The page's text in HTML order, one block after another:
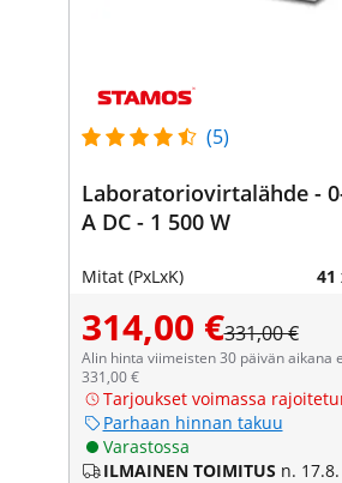
(5)
Laboratoriovirtalähde -
A DC - 1 500 W
Mitat (PxLxK) 41
314,00 €331,00 €
Alin hinta viimeisten 30 päivän aikana
331,00 €
Tarjoukset voimassa
Parhaan hinnan takuu
Varastossa
ILMAINEN TOIMITUS n. 17.8.